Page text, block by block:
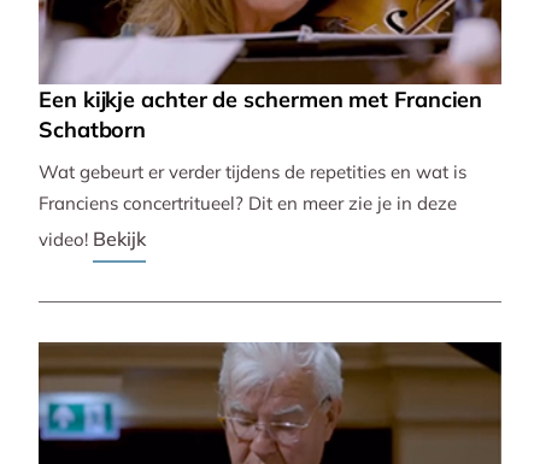
Een kijkje achter de schermen met Francien
Schatborn
Wat gebeurt er verder tijdens de repetities en wat is
Franciens concertritueel? Dit en meer zie je in deze
video! Bekijk